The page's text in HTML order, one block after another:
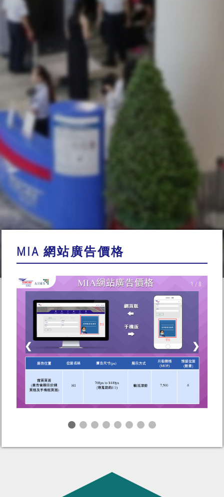
MIA 網站廣告價格
1 / 8
❮ ❯